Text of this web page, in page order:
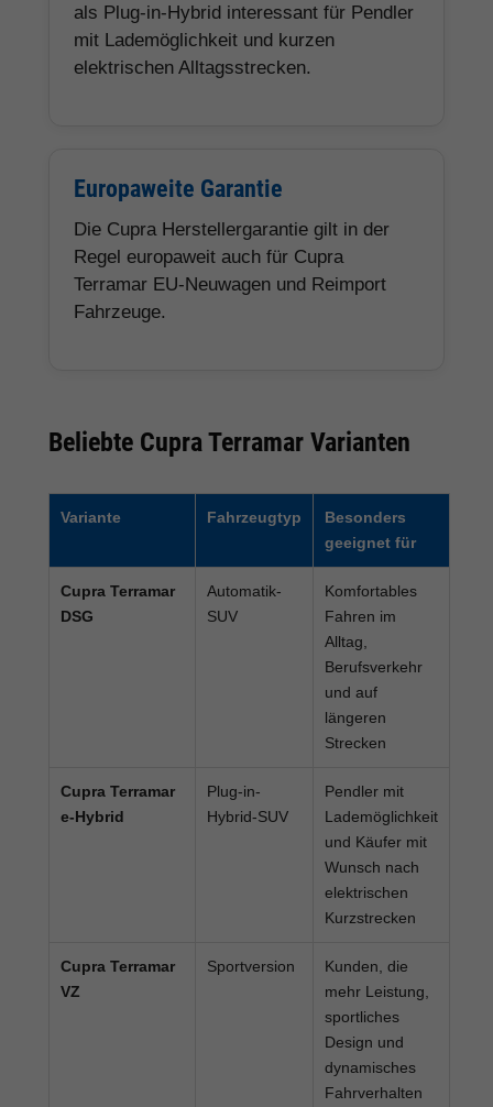
als Plug-in-Hybrid interessant für Pendler
mit Lademöglichkeit und kurzen
elektrischen Alltagsstrecken.
Europaweite Garantie
Die Cupra Herstellergarantie gilt in der
Regel europaweit auch für Cupra
Terramar EU-Neuwagen und Reimport
Fahrzeuge.
Beliebte Cupra Terramar Varianten
Variante Fahrzeugtyp
Besonders
geeignet für
Cupra Terramar
DSG
Automatik-
SUV
Komfortables
Fahren im
Alltag,
Berufsverkehr
und auf
längeren
Strecken
Cupra Terramar
e-Hybrid
Plug-in-
Hybrid-SUV
Pendler mit
Lademöglichkeit
und Käufer mit
Wunsch nach
elektrischen
Kurzstrecken
Cupra Terramar
VZ
Sportversion
Kunden, die
mehr Leistung,
sportliches
Design und
dynamisches
Fahrverhalten